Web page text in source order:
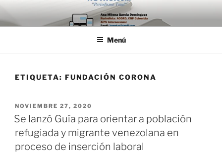
Saltar
al
contenido
Menú
ETIQUETA: FUNDACIÓN CORONA
PUBLICADO
EL
NOVIEMBRE 27, 2020
Se lanzó Guía para orientar a población
refugiada y migrante venezolana en
proceso de inserción laboral